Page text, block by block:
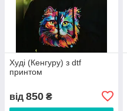
Худі (Кенгуру) з dtf
принтом
від 850 ₴